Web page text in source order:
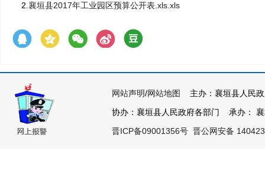
2. 襄垣县2017年工业园区预算公开表.xls.xls
网站声明/网站地图
主办：襄垣县人民
协办：襄垣县人民政府各部门 承办：
晋ICP备09001356号 晋公网安备